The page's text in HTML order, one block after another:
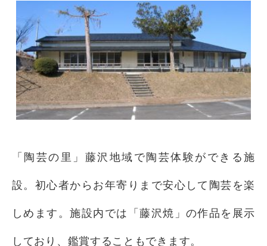
「陶芸の里」藤沢地域で陶芸体験ができる施
設。初心者からお年寄りまで安心して陶芸を楽
しめます。施設内では「藤沢焼」の作品を展示
しており、鑑賞することもできます。